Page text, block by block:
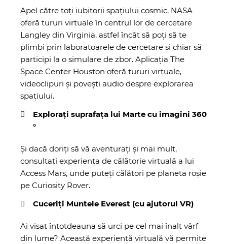
Apel către toți iubitorii spațiului cosmic, NASA
oferă tururi virtuale în centrul lor de cercetare
Langley din Virginia, astfel încât să poți să te
plimbi prin laboratoarele de cercetare și chiar să
participi la o simulare de zbor. Aplicația The
Space Center Houston oferă tururi virtuale,
videoclipuri și povești audio despre explorarea
spațiului.
Explorați suprafața lui Marte cu imagini 360
°
Și dacă doriți să vă aventurați și mai mult,
consultați experiența de călătorie virtuală a lui
Access Mars, unde puteți călători pe planeta roșie
pe Curiosity Rover.
Cuceriți Muntele Everest (cu ajutorul VR)
Ai visat întotdeauna să urci pe cel mai înalt vârf
din lume? Această experiență virtuală vă permite